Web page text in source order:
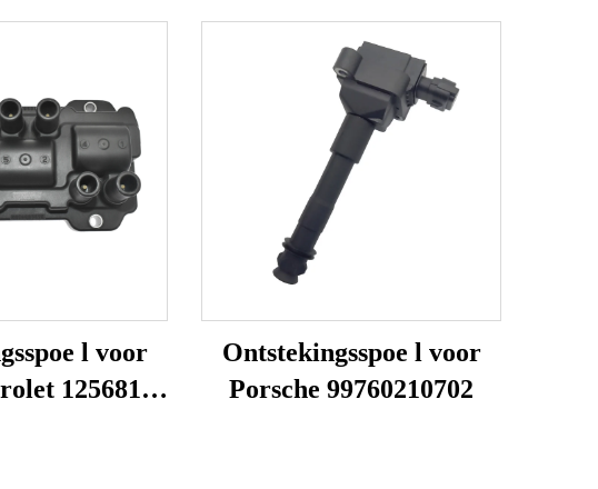
l voor
12568185
Ontstekingsspoe l voor
Porsche 99760210702